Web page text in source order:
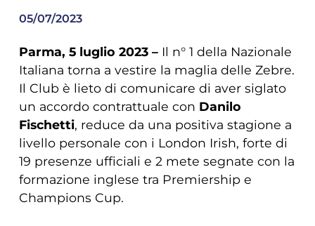
05/07/2023
Parma, 5 luglio 2023 – Il n° 1 della Nazionale
Italiana torna a vestire la maglia delle Zebre.
Il Club è lieto di comunicare di aver siglato
un accordo contrattuale con Danilo
Fischetti, reduce da una positiva stagione a
livello personale con i London Irish, forte di
19 presenze ufficiali e 2 mete segnate con la
formazione inglese tra Premiership e
Champions Cup.